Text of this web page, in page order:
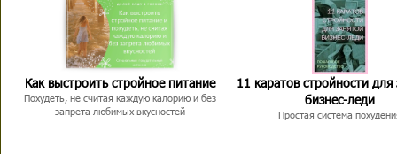
Как выстроить стройное питание
Похудеть, не считая каждую калорию и без
запрета любимых вкусностей
11 каратов стройности для
бизнес-леди
Простая система